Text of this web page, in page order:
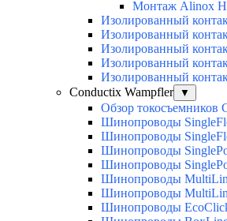
Монтаж Alinox
Изолированный
Изолированный
Изолированный
Изолированный
Изолированный
Conductix Wampfler
▼
Обзор токосъемников
Шинопроводы
Шинопроводы
Шинопроводы
Шинопроводы
Шинопроводы
Шинопроводы
Шинопроводы